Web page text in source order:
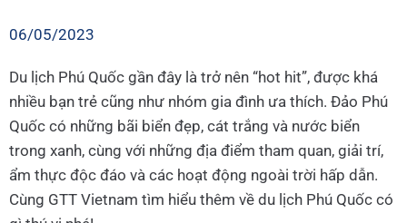
06/05/2023
Du lịch Phú Quốc gần đây là trở nên “hot hit”, được khá
nhiều bạn trẻ cũng như nhóm gia đình ưa thích. Đảo Phú
Quốc có những bãi biển đẹp, cát trắng và nước biển
trong xanh, cùng với những địa điểm tham quan, giải trí,
ẩm thực độc đáo và các hoạt động ngoài trời hấp dẫn.
Cùng GTT Vietnam tìm hiểu thêm về du lịch Phú Quốc có